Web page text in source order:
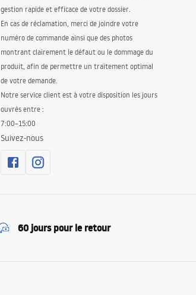
gestion rapide et efficace de votre dossier.
En cas de réclamation, merci de joindre votre
numéro de commande ainsi que des photos
montrant clairement le défaut ou le dommage du
produit, afin de permettre un traitement optimal
de votre demande.
Notre service client est à votre disposition les jours
ouvrés entre :
7:00–15:00
Suivez-nous
60 jours pour le retour